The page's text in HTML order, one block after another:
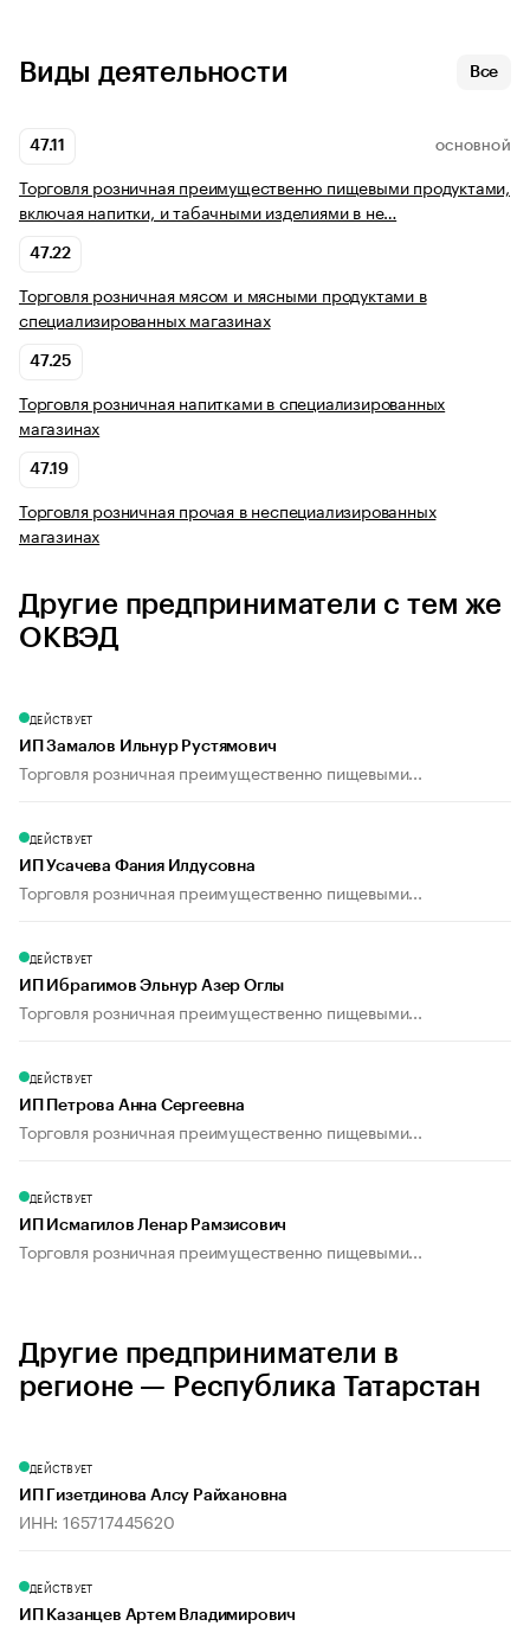
Виды деятельности Все
47.11 ОСНОВНОЙ
Торговля розничная преимущественно пищевыми продуктами,
включая напитки, и табачными изделиями в не…
47.22
Торговля розничная мясом и мясными продуктами в
специализированных магазинах
47.25
Торговля розничная напитками в специализированных
магазинах
47.19
Торговля розничная прочая в неспециализированных
магазинах
Другие предприниматели с тем же
ОКВЭД
ДЕЙСТВУЕТ
ИП Замалов Ильнур Рустямович
Торговля розничная преимущественно пищевыми...
ДЕЙСТВУЕТ
ИП Усачева Фания Илдусовна
Торговля розничная преимущественно пищевыми...
ДЕЙСТВУЕТ
ИП Ибрагимов Эльнур Азер Оглы
Торговля розничная преимущественно пищевыми...
ДЕЙСТВУЕТ
ИП Петрова Анна Сергеевна
Торговля розничная преимущественно пищевыми...
ДЕЙСТВУЕТ
ИП Исмагилов Ленар Рамзисович
Торговля розничная преимущественно пищевыми...
Другие предприниматели в
регионе — Республика Татарстан
ДЕЙСТВУЕТ
ИП Гизетдинова Алсу Райхановна
ИНН: 165717445620
ДЕЙСТВУЕТ
ИП Казанцев Артем Владимирович